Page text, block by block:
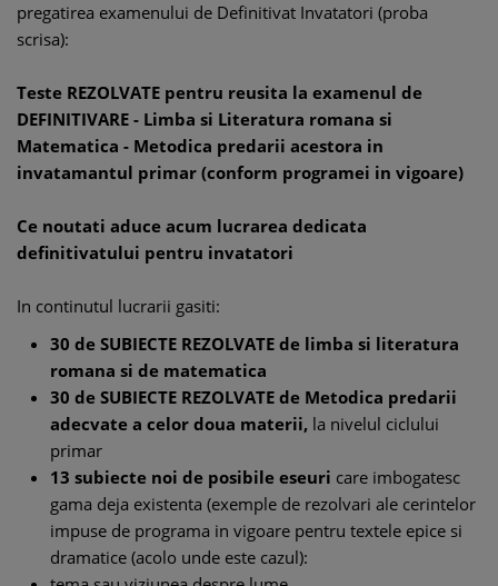
pregatirea examenului de Definitivat Invatatori (proba
scrisa):
Teste REZOLVATE pentru reusita la examenul de
DEFINITIVARE - Limba si Literatura romana si
Matematica - Metodica predarii acestora in
invatamantul primar (conform programei in vigoare)
Ce noutati aduce acum lucrarea dedicata
definitivatului pentru invatatori
In continutul lucrarii gasiti:
30 de SUBIECTE REZOLVATE de limba si literatura
romana si de matematica
30 de SUBIECTE REZOLVATE de Metodica predarii
adecvate a celor doua materii, la nivelul ciclului
primar
13 subiecte noi de posibile eseuri care imbogatesc
gama deja existenta (exemple de rezolvari ale cerintelor
impuse de programa in vigoare pentru textele epice si
dramatice (acolo unde este cazul):